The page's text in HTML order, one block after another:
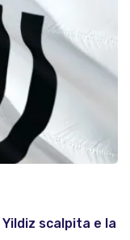
scalpita e la